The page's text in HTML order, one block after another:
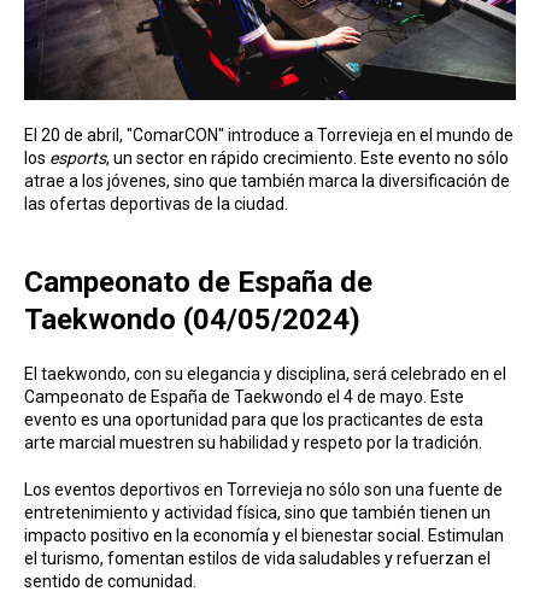
El 20 de abril, "ComarCON" introduce a Torrevieja en el mundo de
los esports, un sector en rápido crecimiento. Este evento no sólo
atrae a los jóvenes, sino que también marca la diversificación de
las ofertas deportivas de la ciudad.
Campeonato de España de
Taekwondo (04/05/2024)
El taekwondo, con su elegancia y disciplina, será celebrado en el
Campeonato de España de Taekwondo el 4 de mayo. Este
evento es una oportunidad para que los practicantes de esta
arte marcial muestren su habilidad y respeto por la tradición.
Los eventos deportivos en Torrevieja no sólo son una fuente de
entretenimiento y actividad física, sino que también tienen un
impacto positivo en la economía y el bienestar social. Estimulan
el turismo, fomentan estilos de vida saludables y refuerzan el
sentido de comunidad.